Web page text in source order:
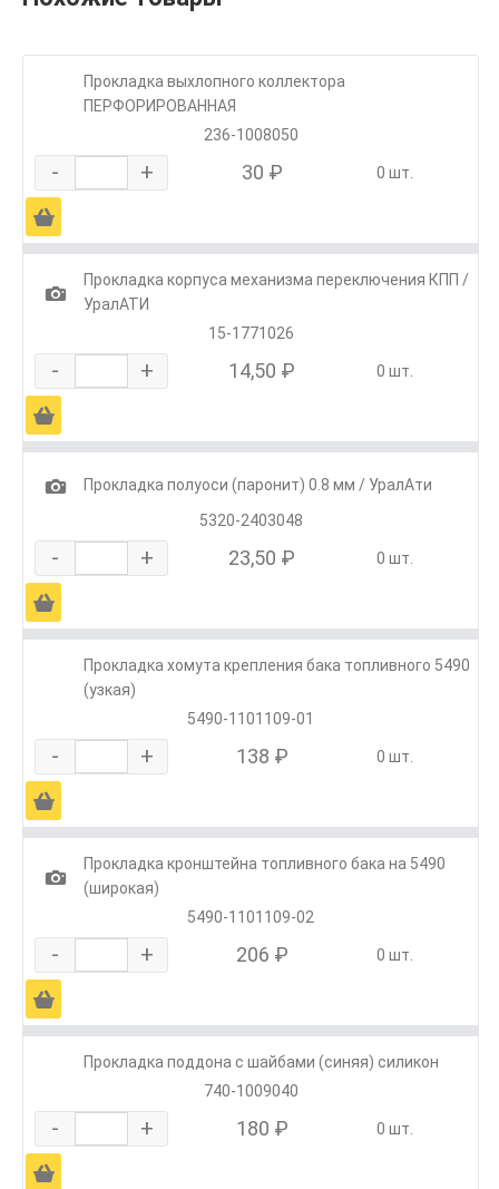
Прокладка выхлопного коллектора
ПЕРФОРИРОВАННАЯ
236-1008050
- + 30 ₽ 0 шт.
Ä
1
Прокладка корпуса механизма переключения КПП /
УралАТИ
15-1771026
- + 14,50 ₽ 0 шт.
Ä
1
Прокладка полуоси (паронит) 0.8 мм / УралАти
5320-2403048
- + 23,50 ₽ 0 шт.
Ä
Прокладка хомута крепления бака топливного 5490
(узкая)
5490-1101109-01
- + 138 ₽ 0 шт.
Ä
1
Прокладка кронштейна топливного бака на 5490
(широкая)
5490-1101109-02
- + 206 ₽ 0 шт.
Ä
Прокладка поддона с шайбами (синяя) силикон
740-1009040
- + 180 ₽ 0 шт.
Ä